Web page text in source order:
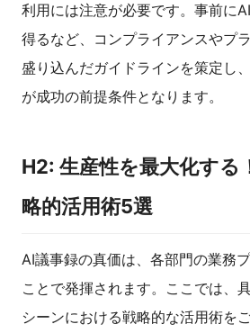
利用には注意が必要です。事前に
得るなど、コンプライアンスやプ
盛り込んだガイドラインを策定し
が成功の前提条件となります。
H2: 生産性を最大化する
略的活用術5選
AI議事録の真価は、各部門の業務
ことで発揮されます。ここでは、
シーンにおける戦略的な活用術を